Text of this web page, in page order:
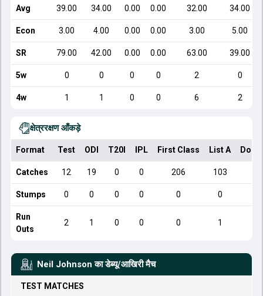
Avg 39.00 34.00 0.00 0.00 32.00 34.00
Econ 3.00 4.00 0.00 0.00 3.00 5.00
SR 79.00 42.00 0.00 0.00 63.00 39.00
5w 0 0 0 0 2 0
4w 1 1 0 0 6 2
क्षेत्ररक्षण आँकड़े
Format Test ODI T20I IPL First Class List A
Catches 12 19 0 0 206 103
Stumps 0 0 0 0 0 0
Run
Outs
2 1 0 0 0 1
Neil Johnson का डेब्यू/आखिरी मैच
TEST MATCHES